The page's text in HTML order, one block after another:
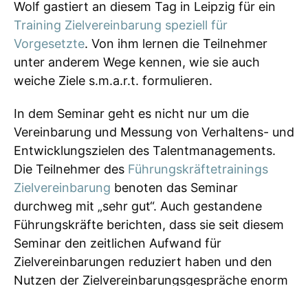
Wolf gastiert an diesem Tag in Leipzig für ein
Training Zielvereinbarung speziell für
Vorgesetzte. Von ihm lernen die Teilnehmer
unter anderem Wege kennen, wie sie auch
weiche Ziele s.m.a.r.t. formulieren.
In dem Seminar geht es nicht nur um die
Vereinbarung und Messung von Verhaltens- und
Entwicklungszielen des Talentmanagements.
Die Teilnehmer des Führungskräftetrainings
Zielvereinbarung benoten das Seminar
durchweg mit „sehr gut“. Auch gestandene
Führungskräfte berichten, dass sie seit diesem
Seminar den zeitlichen Aufwand für
Zielvereinbarungen reduziert haben und den
Nutzen der Zielvereinbarungsgespräche enorm